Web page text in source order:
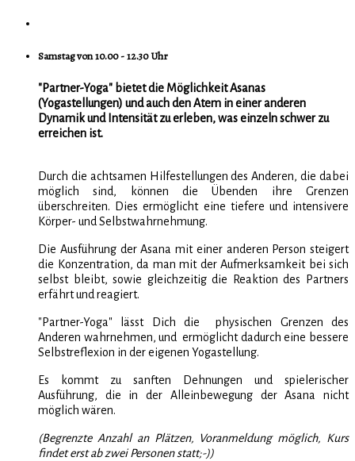
Samstag von 10.00 - 12.30 Uhr
"Partner-Yoga" bietet die Möglichkeit Asanas
(Yogastellungen) und auch den Atem in einer anderen
Dynamik und Intensität zu erleben, was einzeln schwer zu
erreichen ist.
Durch die achtsamen Hilfestellungen des Anderen, die dabei
möglich sind, können die Übenden ihre Grenzen
überschreiten. Dies ermöglicht eine tiefere und intensivere
Körper- und Selbstwahrnehmung.
Die Ausführung der Asana mit einer anderen Person steigert
die Konzentration, da man mit der Aufmerksamkeit bei sich
selbst bleibt, sowie gleichzeitig die Reaktion des Partners
erfährt und reagiert.
"Partner-Yoga" lässt Dich die physischen Grenzen des
Anderen wahrnehmen, und ermöglicht dadurch eine bessere
Selbstreflexion in der eigenen Yogastellung.
Es kommt zu sanften Dehnungen und spielerischer
Ausführung, die in der Alleinbewegung der Asana nicht
möglich wären.
(Begrenzte Anzahl an Plätzen, Voranmeldung möglich, Kurs
findet erst ab zwei Personen statt;-))